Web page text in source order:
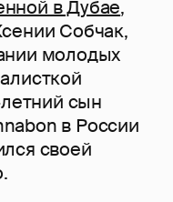
в Дубае,
Собчак,
молодых
сын
в России
своей